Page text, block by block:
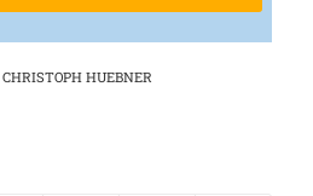
CHRISTOPH HUEBNER